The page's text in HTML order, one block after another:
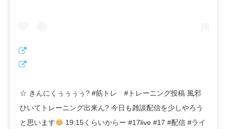
☆ きんにくぅぅぅぅ? #筋トレ #トレーニング投稿 風邪
ひいてトレーニング出来ん? 今日も雑談配信を少しやろう
と思います
19:15くらいからー #17live #17 #配信 #ライ